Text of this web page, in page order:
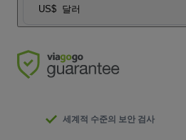
US$ 달러
세계적 수준의 보안 검사